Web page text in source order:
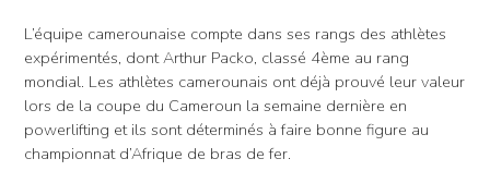
L’équipe camerounaise compte dans ses rangs des athlètes
expérimentés, dont Arthur Packo, classé 4ème au rang
mondial. Les athlètes camerounais ont déjà prouvé leur valeur
lors de la coupe du Cameroun la semaine dernière en
powerlifting et ils sont déterminés à faire bonne figure au
championnat d’Afrique de bras de fer.